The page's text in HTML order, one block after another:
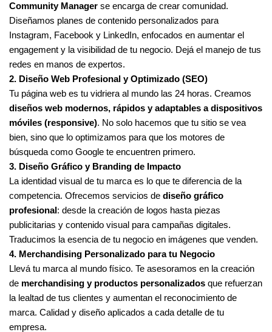
Community Manager se encarga de crear comunidad.
Diseñamos planes de contenido personalizados para
Instagram, Facebook y LinkedIn, enfocados en aumentar el
engagement y la visibilidad de tu negocio. Dejá el manejo de tus
redes en manos de expertos.
2. Diseño Web Profesional y Optimizado (SEO)
Tu página web es tu vidriera al mundo las 24 horas. Creamos
diseños web modernos, rápidos y adaptables a dispositivos
móviles (responsive). No solo hacemos que tu sitio se vea
bien, sino que lo optimizamos para que los motores de
búsqueda como Google te encuentren primero.
3. Diseño Gráfico y Branding de Impacto
La identidad visual de tu marca es lo que te diferencia de la
competencia. Ofrecemos servicios de diseño gráfico
profesional: desde la creación de logos hasta piezas
publicitarias y contenido visual para campañas digitales.
Traducimos la esencia de tu negocio en imágenes que venden.
4. Merchandising Personalizado para tu Negocio
Llevá tu marca al mundo físico. Te asesoramos en la creación
de merchandising y productos personalizados que refuerzan
la lealtad de tus clientes y aumentan el reconocimiento de
marca. Calidad y diseño aplicados a cada detalle de tu
empresa.